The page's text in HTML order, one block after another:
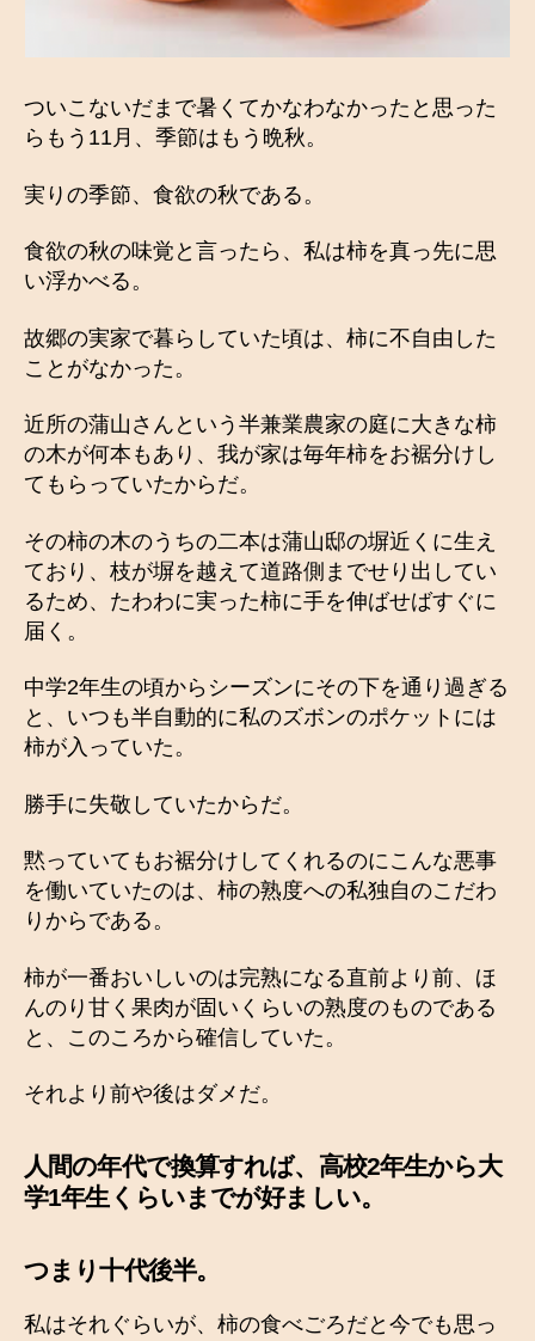
ついこないだまで暑くてかなわなかったと思った
らもう11月、季節はもう晩秋。
実りの季節、食欲の秋である。
食欲の秋の味覚と言ったら、私は柿を真っ先に思
い浮かべる。
故郷の実家で暮らしていた頃は、柿に不自由した
ことがなかった。
近所の蒲山さんという半兼業農家の庭に大きな柿
の木が何本もあり、我が家は毎年柿をお裾分けし
てもらっていたからだ。
その柿の木のうちの二本は蒲山邸の塀近くに生え
ており、枝が塀を越えて道路側までせり出してい
るため、たわわに実った柿に手を伸ばせばすぐに
届く。
中学2年生の頃からシーズンにその下を通り過ぎる
と、いつも半自動的に私のズボンのポケットには
柿が入っていた。
勝手に失敬していたからだ。
黙っていてもお裾分けしてくれるのにこんな悪事
を働いていたのは、柿の熟度への私独自のこだわ
りからである。
柿が一番おいしいのは完熟になる直前より前、ほ
んのり甘く果肉が固いくらいの熟度のものである
と、このころから確信していた。
それより前や後はダメだ。
人間の年代で換算すれば、高校2年生から大
学1年生くらいまでが好ましい。
つまり十代後半。
私はそれぐらいが、柿の食べごろだと今でも思っ